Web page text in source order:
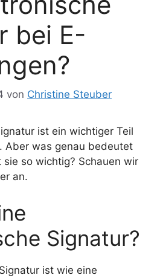
bei E-
von Christine Steuber
ist ein wichtiger Teil
Aber was genau bedeutet
so wichtig? Schauen wir
an.
Signatur?
ist wie eine